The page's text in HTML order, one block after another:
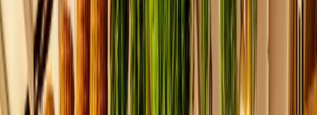
Suite Metriche Finanziarie
Wireframe Hotel
Contattaci
Richiedi Audit Gratuito
🇮🇹